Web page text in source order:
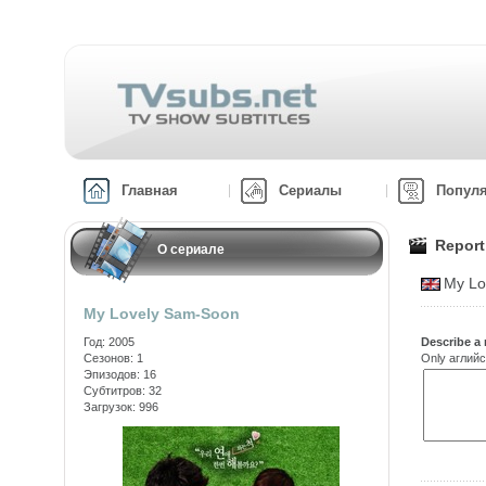
Главная Сериалы
О сериале
My Lovely Sam-Soon
Год: 2005
Сезонов: 1
Эпизодов: 16
Субтитров: 32
Загрузок: 996
My
Describe
Only